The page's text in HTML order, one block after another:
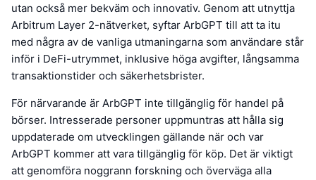
utan också mer bekväm och innovativ. Genom att utnyttja
Arbitrum Layer 2-nätverket, syftar ArbGPT till att ta itu
med några av de vanliga utmaningarna som användare står
inför i DeFi-utrymmet, inklusive höga avgifter, långsamma
transaktionstider och säkerhetsbrister.
För närvarande är ArbGPT inte tillgänglig för handel på
börser. Intresserade personer uppmuntras att hålla sig
uppdaterade om utvecklingen gällande när och var
ArbGPT kommer att vara tillgänglig för köp. Det är viktigt
att genomföra noggrann forskning och överväga alla